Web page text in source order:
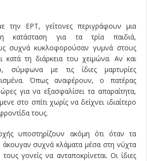
την ΕΡΤ, γείτονες περιγράφουν μια
κατάσταση για τα τρία παιδιά,
συχνά κυκλοφορούσαν γυμνά στους
κατά τη διάρκεια του χειμώνα. Αν και
σύμφωνα με τις ίδιες μαρτυρίες
Όπως αναφέρουν, ο πατέρας
για να εξασφαλίσει τα απαραίτητα,
στο σπίτι χωρίς να δείχνει ιδιαίτερο
τους.
υποστηρίζουν ακόμη ότι όταν τα
άκουγαν συχνά κλάματα μέσα στη νύχτα
γονείς να ανταποκρίνεται. Οι ίδιες